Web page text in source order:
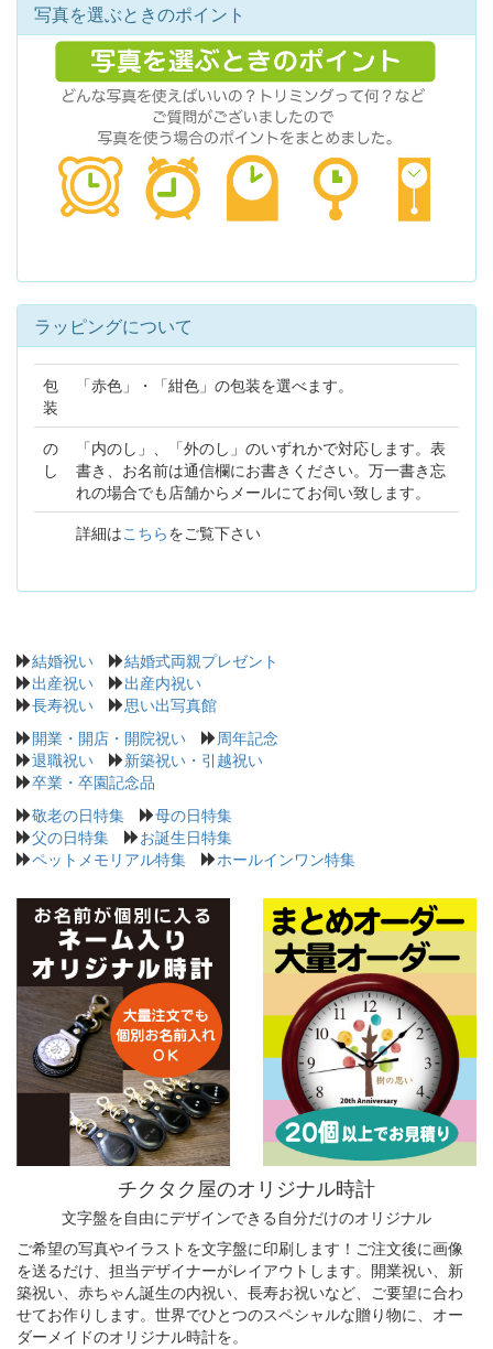
写真を選ぶときのポイント
ラッピングについて
包
装
「赤色」・「紺色」の包装を選べます。
の
し
「内のし」、「外のし」のいずれかで対応します。表
書き、お名前は通信欄にお書きください。万一書き忘
れの場合でも店舗からメールにてお伺い致します。
詳細はこちらをご覧下さい
結婚祝い
結婚式両親プレゼント
出産祝い
出産内祝い
長寿祝い
思い出写真館
開業・開店・開院祝い
周年記念
退職祝い
新築祝い・引越祝い
卒業・卒園記念品
敬老の日特集
母の日特集
父の日特集
お誕生日特集
ペットメモリアル特集
ホールインワン特集
チクタク屋のオリジナル時計
文字盤を自由にデザインできる自分だけのオリジナル
ご希望の写真やイラストを文字盤に印刷します！ご注文後に画像
を送るだけ、担当デザイナーがレイアウトします。開業祝い、新
築祝い、赤ちゃん誕生の内祝い、長寿お祝いなど、ご要望に合わ
せてお作りします。世界でひとつのスペシャルな贈り物に、オー
ダーメイドのオリジナル時計を。